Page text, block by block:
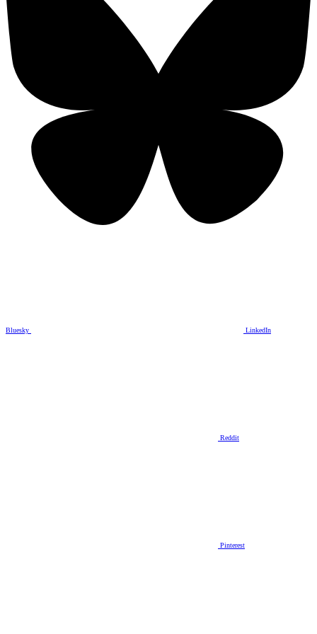
Bluesky LinkedIn
Reddit
Pinterest